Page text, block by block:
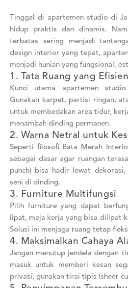
Tinggal di apartemen studio di
hidup praktis dan dinamis.
terbatas sering menjadi
design interior yang tepat,
menjadi hunian yang fungsional,
1. Tata Ruang yang Efisien
Kunci utama apartemen
Gunakan karpet, partisi ringan,
untuk membedakan area tidur,
menambah dinding permanen.
2. Warna Netral untuk
Seperti filosofi Bata Merah
sebagai dasar agar ruangan
punch) bisa hadir lewat
seni di dinding.
3. Furniture Multifungsi
Pilih furniture yang dapat
lipat, meja kerja yang bisa dilipat
Solusi ini menjaga ruang tetap
4. Maksimalkan Cahaya
Jangan menutup jendela dengan
masuk untuk memberi kesan
privasi, gunakan tirai tipis (sheer